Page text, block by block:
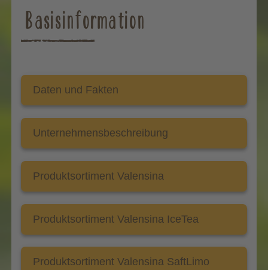
Basisinformation
Daten und Fakten
Unternehmensbeschreibung
Produktsortiment Valensina
Produktsortiment Valensina IceTea
Produktsortiment Valensina SaftLimo